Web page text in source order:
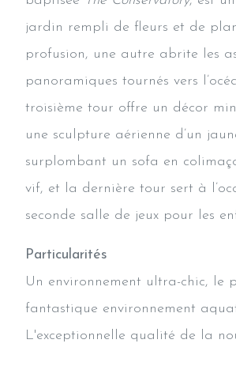
jardin rempli de fleurs et de
profusion, une autre abrite les
panoramiques tournés vers
troisième tour offre un décor
une sculpture aérienne d’un
surplombant un sofa en
vif, et la dernière tour sert à
seconde salle de jeux pour les
Particularités
Un environnement ultra-chic, le
fantastique environnement
L'exceptionnelle qualité de la